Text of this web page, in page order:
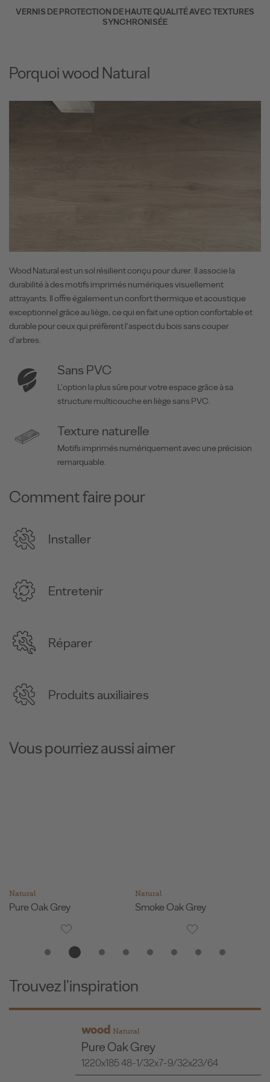
VERNIS DE PROTECTION DE HAUTE QUALITÉ AVEC TEXTURES
SYNCHRONISÉE
Porquoi wood Natural
Wood Natural est un sol résilient conçu pour durer. Il associe la
durabilité à des motifs imprimés numériques visuellement
attrayants. Il offre également un confort thermique et acoustique
exceptionnel grâce au liège, ce qui en fait une option confortable et
durable pour ceux qui préfèrent l'aspect du bois sans couper
d'arbres.
Sans PVC
L'option la plus sûre pour votre espace grâce à sa
structure multicouche en liège sans PVC.
Texture naturelle
Motifs imprimés numériquement avec une précision
remarquable.
Comment faire pour
Installer
Entretenir
Réparer
Produits auxiliaires
Vous pourriez aussi aimer
Smoke Oak Grey Farnia Oak
Trouvez l'inspiration
48-1/32x7-9/32x23/64